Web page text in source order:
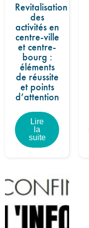
Revitalisation
des
activités en
centre-ville
et centre-
bourg :
éléments
de réussite
et points
d’attention
Lire
la
suite